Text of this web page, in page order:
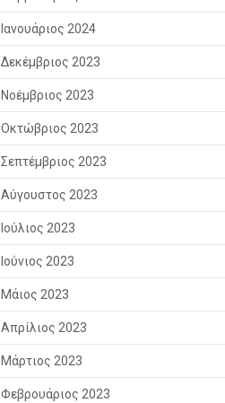
Ιανουάριος 2024
Δεκέμβριος 2023
Νοέμβριος 2023
Οκτώβριος 2023
Σεπτέμβριος 2023
Αύγουστος 2023
Ιούλιος 2023
Ιούνιος 2023
Μάιος 2023
Απρίλιος 2023
Μάρτιος 2023
Φεβρουάριος 2023